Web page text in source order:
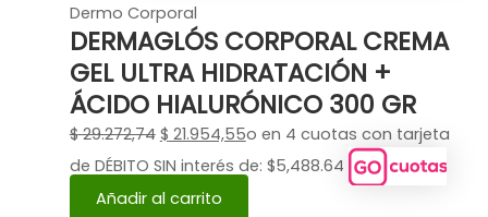
Dermo Corporal
DERMAGLÓS CORPORAL CREMA
GEL ULTRA HIDRATACIÓN +
ÁCIDO HIALURÓNICO 300 GR
$29.272,74 $ 21.954,55o en 4 cuotas con tarjeta
de DÉBITO SIN interés de: $5,488.64
Añadir al carrito